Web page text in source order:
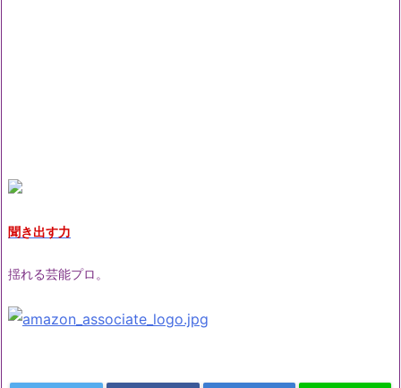
聞き出す力
揺れる芸能プロ。